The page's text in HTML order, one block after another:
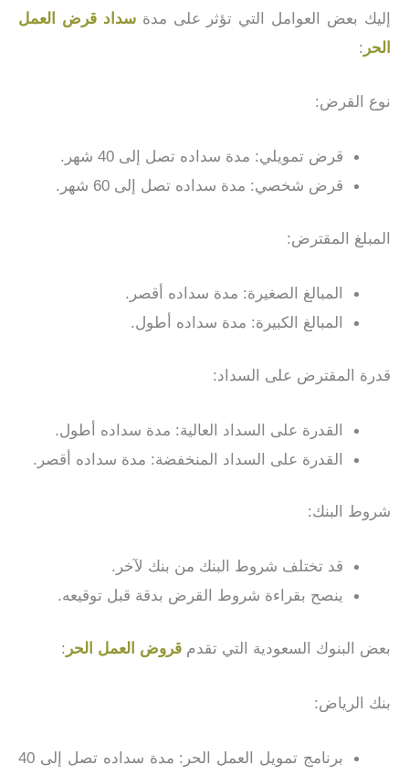
إليك بعض العوامل التي تؤثر على مدة سداد قرض العمل
الحر :
نوع القرض:
قرض تمويلي: مدة سداده تصل إلى 40 شهر.
قرض شخصي: مدة سداده تصل إلى 60 شهر.
المبلغ المقترض:
المبالغ الصغيرة: مدة سداده أقصر.
المبالغ الكبيرة: مدة سداده أطول.
قدرة المقترض على السداد:
القدرة على السداد العالية: مدة سداده أطول.
القدرة على السداد المنخفضة: مدة سداده أقصر.
شروط البنك:
قد تختلف شروط البنك من بنك لآخر.
ينصح بقراءة شروط القرض بدقة قبل توقيعه.
بعض البنوك السعودية التي تقدم قروض العمل الحر :
بنك الرياض:
برنامج تمويل العمل الحر: مدة سداده تصل إلى 40